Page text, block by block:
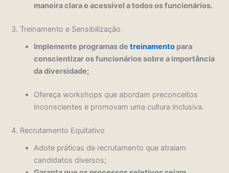
maneira clara e acessível a todos os funcionários.
3. Treinamento e Sensibilização
Implemente programas detreinamento para
conscientizar os funcionários sobre a importância
da diversidade;
Ofereça workshops que abordam preconceitos
inconscientes e promovam uma cultura inclusiva.
4. Recrutamento Equitativo
Adote práticas de recrutamento que atraiam
candidatos diversos;